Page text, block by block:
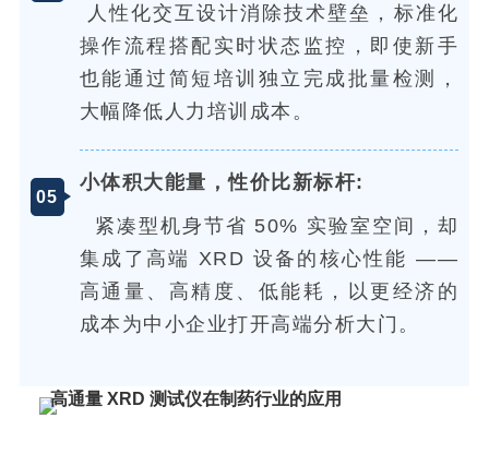
人性化交互设计消除技术壁垒，标准化
操作流程搭配实时状态监控，即使新手
也能通过简短培训独立完成批量检测，
大幅降低人力培训成本。
05
小体积大能量，性价比新标杆:
紧凑型机身节省 50% 实验室空间，却
集成了高端 XRD 设备的核心性能 ——
高通量、高精度、低能耗，以更经济的
成本为中小企业打开高端分析大门。
高通量 XRD 测试仪在制药行业的应用